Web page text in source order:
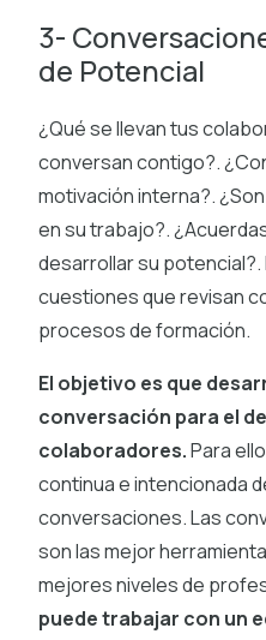
3-
de Potencial
¿Qué se llevan tus
conversan contigo?.
motivación interna?.
en su trabajo?.
desarrollar su
cuestiones que revisan
procesos de formación.
El objetivo es que
conversación para el
colaboradores.Para
continua e intencionada
conversaciones. Las
son las mejor
mejores niveles de
puede trabajar con un